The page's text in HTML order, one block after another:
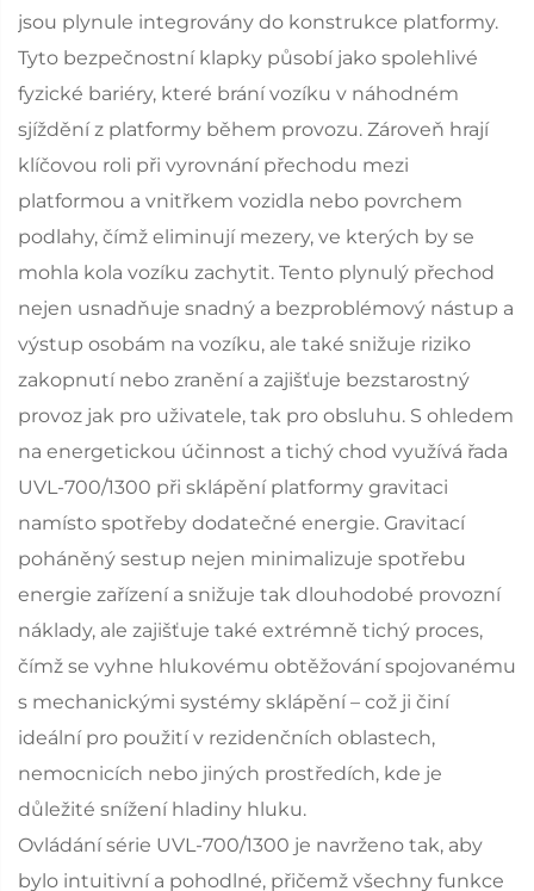
jsou plynule integrovány do konstrukce platformy.
Tyto bezpečnostní klapky působí jako spolehlivé
fyzické bariéry, které brání vozíku v náhodném
sjíždění z platformy během provozu. Zároveň hrají
klíčovou roli při vyrovnání přechodu mezi
platformou a vnitřkem vozidla nebo povrchem
podlahy, čímž eliminují mezery, ve kterých by se
mohla kola vozíku zachytit. Tento plynulý přechod
nejen usnadňuje snadný a bezproblémový nástup a
výstup osobám na vozíku, ale také snižuje riziko
zakopnutí nebo zranění a zajišťuje bezstarostný
provoz jak pro uživatele, tak pro obsluhu. S ohledem
na energetickou účinnost a tichý chod využívá řada
UVL-700/1300 při sklápění platformy gravitaci
namísto spotřeby dodatečné energie. Gravitací
poháněný sestup nejen minimalizuje spotřebu
energie zařízení a snižuje tak dlouhodobé provozní
náklady, ale zajišťuje také extrémně tichý proces,
čímž se vyhne hlukovému obtěžování spojovanému
s mechanickými systémy sklápění – což ji činí
ideální pro použití v rezidenčních oblastech,
nemocnicích nebo jiných prostředích, kde je
důležité snížení hladiny hluku.
Ovládání série UVL-700/1300 je navrženo tak, aby
bylo intuitivní a pohodlné, přičemž všechny funkce